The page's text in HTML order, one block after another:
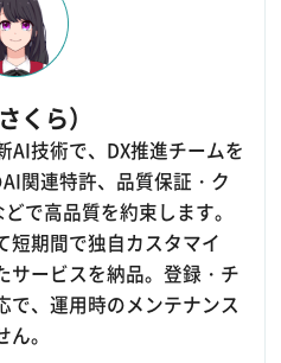
くら）
AI技術で、DX推進チームを
関連特許、品質保証・ク
で高品質を約束します。
短期間で独自カスタマイ
サービスを納品。登録・チ
で、運用時のメンテナンス
。